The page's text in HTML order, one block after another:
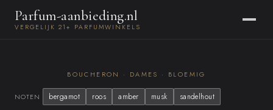
Parfum-aanbieding.nl
VERGELIJK 21+ PARFUMWINKELS
BOUCHERON · DAMES · BLOEMIG
NOTEN bergamot roos amber musk sandelhout